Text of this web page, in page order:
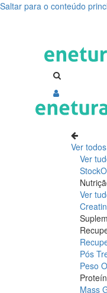
Saltar para o conteúdo
magnésio,
cansaço,
fadiga,
falta
Ver todos
Ver
Ver
Pós
Peso
Mass